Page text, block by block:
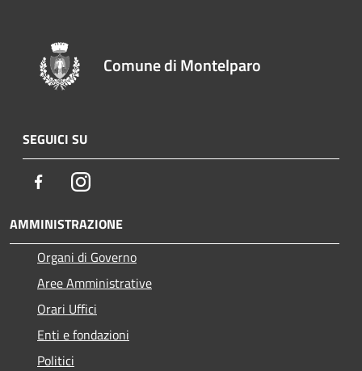
Comune di Montelparo
SEGUICI SU
FacebookInstagram
AMMINISTRAZIONE
Organi di Governo
Aree Amministrative
Orari Uffici
Enti e fondazioni
Politici